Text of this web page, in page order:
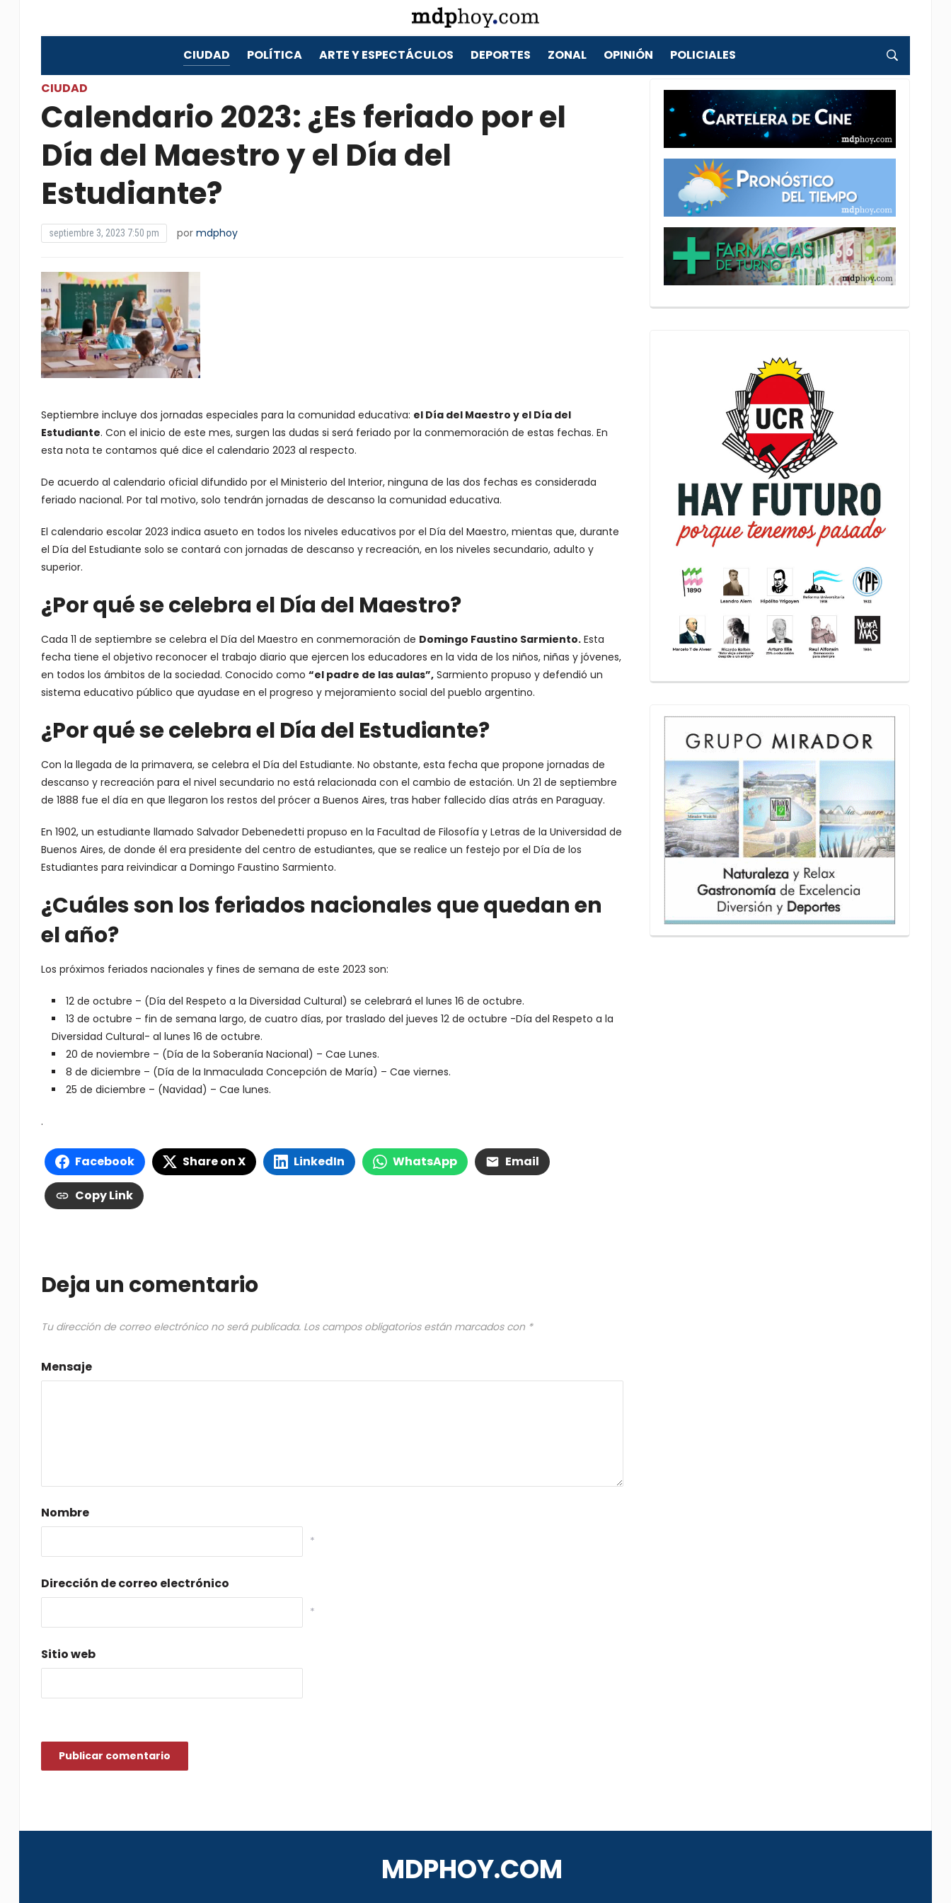
CIUDAD POLÍTICA ARTE Y ESPECTÁCULOS DEPORTES ZONAL OPINIÓN POLICIALES
CIUDAD
Calendario 2023: ¿Es feriado por el
Día del Maestro y el Día del
Estudiante?
septiembre 3, 2023 7:50 pm por mdphoy
Septiembre incluye dos jornadas especiales para la comunidad educativa: el Día del Maestro y el Día del
Estudiante. Con el inicio de este mes, surgen las dudas si será feriado por la conmemoración de estas fechas. En
esta nota te contamos qué dice el calendario 2023 al respecto.
De acuerdo al calendario oficial difundido por el Ministerio del Interior, ninguna de las dos fechas es considerada
feriado nacional. Por tal motivo, solo tendrán jornadas de descanso la comunidad educativa.
El calendario escolar 2023 indica asueto en todos los niveles educativos por el Día del Maestro, mientas que, durante
el Día del Estudiante solo se contará con jornadas de descanso y recreación, en los niveles secundario, adulto y
superior.
¿Por qué se celebra el Día del Maestro?
Cada 11 de septiembre se celebra el Día del Maestro en conmemoración de Domingo Faustino Sarmiento.Esta
fecha tiene el objetivo reconocer el trabajo diario que ejercen los educadores en la vida de los niños, niñas y jóvenes,
en todos los ámbitos de la sociedad. Conocido como “el padre de las aulas”,Sarmiento propuso y defendió un
sistema educativo público que ayudase en el progreso y mejoramiento social del pueblo argentino.
¿Por qué se celebra el Día del Estudiante?
Con la llegada de la primavera, se celebra el Día del Estudiante. No obstante, esta fecha que propone jornadas de
descanso y recreación para el nivel secundario no está relacionada con el cambio de estación. Un 21 de septiembre
de 1888 fue el día en que llegaron los restos del prócer a Buenos Aires, tras haber fallecido días atrás en Paraguay.
En 1902, un estudiante llamado Salvador Debenedetti propuso en la Facultad de Filosofía y Letras de la Universidad de
Buenos Aires, de donde él era presidente del centro de estudiantes, que se realice un festejo por el Día de los
Estudiantes para reivindicar a Domingo Faustino Sarmiento.
¿Cuáles son los feriados nacionales que quedan en
el año?
Los próximos feriados nacionales y fines de semana de este 2023 son:
12 de octubre – (Día del Respeto a la Diversidad Cultural) se celebrará el lunes 16 de octubre.
13 de octubre – fin de semana largo, de cuatro días, por traslado del jueves 12 de octubre -Día del Respeto a la
Diversidad Cultural- al lunes 16 de octubre.
20 de noviembre – (Día de la Soberanía Nacional) – Cae Lunes.
8 de diciembre – (Día de la Inmaculada Concepción de María) – Cae viernes.
25 de diciembre – (Navidad) – Cae lunes.
.
Facebook Share on X LinkedIn WhatsApp Email
Copy Link
Deja un comentario
Tu dirección de correo electrónico no será publicada. Los campos obligatorios están marcados con *
Mensaje
Nombre
*
Dirección de correo electrónico
*
Sitio web
MDPHOY.COM